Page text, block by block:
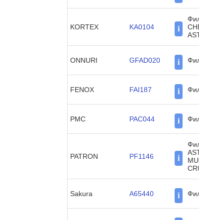
KORTEX KA0104 i
ONNURI GFAD020 i
FENOX FAI187 i
PMC PAC044 i
PATRON PF1146 i
Sakura A65440 i